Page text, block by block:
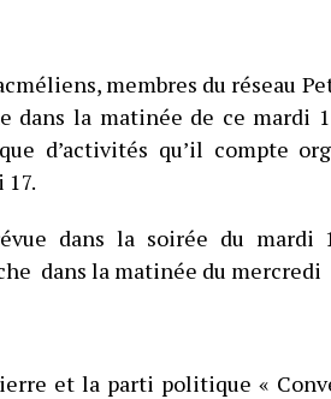
membres du réseau
dans la matinée de ce mardi
d’activités qu’il compte
dans la soirée du mardi
dans la matinée du mercredi
et la parti politique «